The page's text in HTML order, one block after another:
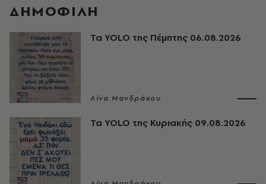
ΔΗΜΟΦΙΛΗ
Τα YOLO της Πέμπτης 06.08.2026
Λίνα Μανδράκου
Τα YOLO της Κυριακής 09.08.2026